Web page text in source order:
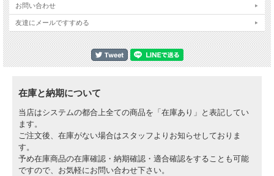
お問い合わせ
友達にメールですすめる
在庫と納期について
当店はシステムの都合上全ての商品を「在庫あり」と表記してい
ます。
ご注文後、在庫がない場合はスタッフよりお知らせしておりま
す。
予め在庫商品の在庫確認・納期確認・適合確認をすることも可能
ですので、お気軽にお問い合わせ下さい。